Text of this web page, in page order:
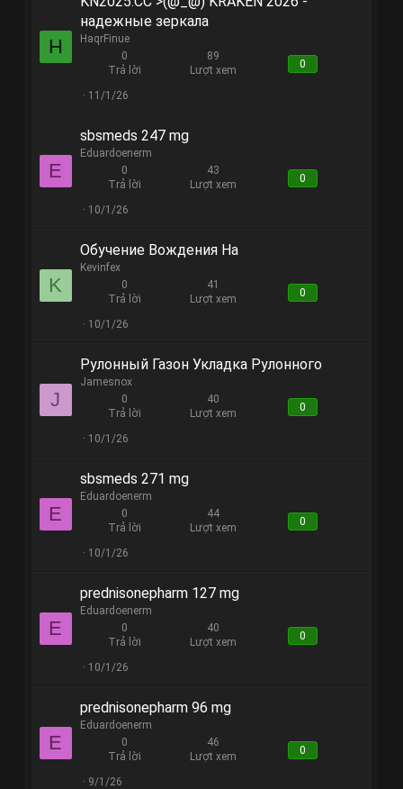
H
надежные зеркала
HaqrFinue
0
Trả lời
89
Lượt xem
0
11/1/26
E
sbsmeds 247 mg
Eduardoenerm
0
Trả lời
43
Lượt xem
0
10/1/26
K
Обучение Вождения На
Kevinfex
0
Trả lời
41
Lượt xem
0
10/1/26
J
Рулонный Газон Укладка Рулонного
Jamesnox
0
Trả lời
40
Lượt xem
0
10/1/26
E
sbsmeds 271 mg
Eduardoenerm
0
Trả lời
44
Lượt xem
0
10/1/26
E
prednisonepharm 127 mg
Eduardoenerm
0
Trả lời
40
Lượt xem
0
10/1/26
E
prednisonepharm 96 mg
Eduardoenerm
0
Trả lời
46
Lượt xem
0
9/1/26